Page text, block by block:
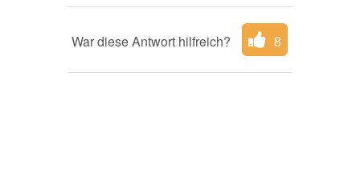
War diese Antwort hilfreich? 8